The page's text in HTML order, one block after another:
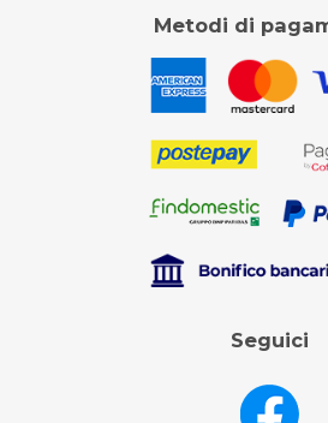
Metodi di
Seguici